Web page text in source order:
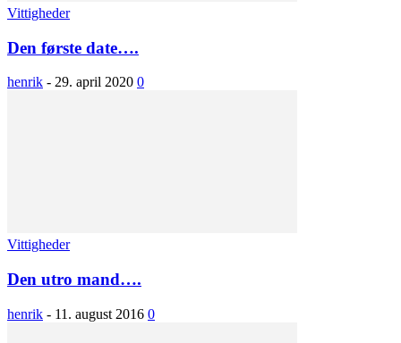
Vittigheder
Den første date….
henrik - 29. april 2020 0
Vittigheder
Den utro mand….
henrik - 11. august 2016 0